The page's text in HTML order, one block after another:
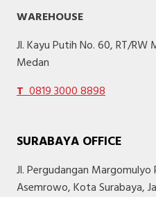
WAREHOUSE
Jl. Kayu Putih No. 60, RT/
Medan
T0819 3000 8898
SURABAYA OFFICE
Jl. Pergudangan Margomulyo
Asemrowo, Kota Surabaya,